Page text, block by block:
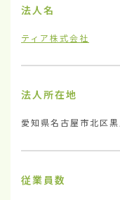
法人名
ティア株式会社
法人所在地
愛知県名古屋市北区
従業員数